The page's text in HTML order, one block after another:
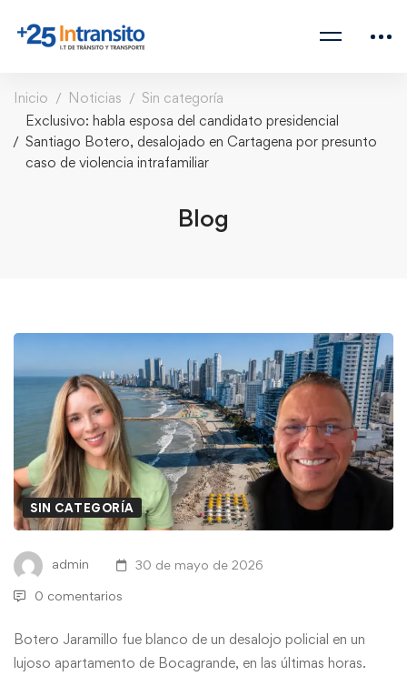
Inicio Noticias
Sin categoría
Exclusivo: habla esposa del candidato presidencial
Santiago Botero, desalojado en Cartagena por presunto
caso de violencia intrafamiliar
Blog
SIN CATEGORÍA
admin 30 de mayo de 2026
0 comentarios
Botero Jaramillo fue blanco de un desalojo policial en un
lujoso apartamento de Bocagrande, en las últimas horas.